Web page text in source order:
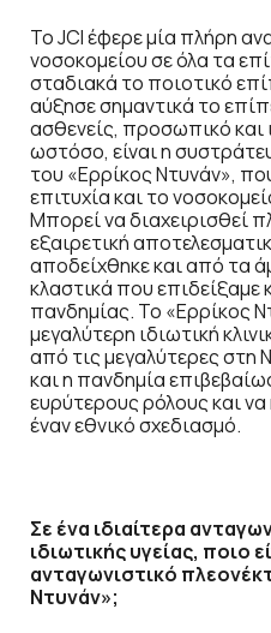
Το JCI έφερε μία πλήρη
νοσοκομείου σε όλα τα
σταδιακά το ποιοτικό
αύξησε σημαντικά το
ασθενείς, προσωπικό και
ωστόσο, είναι η
του «Ερρίκος Ντυνάν»,
επιτυχία και το
Μπορεί να διαχειρισθεί
εξαιρετική
αποδείχθηκε και από τα
κλαστικά που επιδείξαμε
πανδημίας. Το «Ερρίκος
μεγαλύτερη ιδιωτική
από τις μεγαλύτερες στη
και η πανδημία
ευρύτερους ρόλους και
έναν εθνικό σχεδιασμό.
Σε ένα ιδιαίτερα
ιδιωτικής υγείας, ποιο
ανταγωνιστικό
Ντυνάν»;